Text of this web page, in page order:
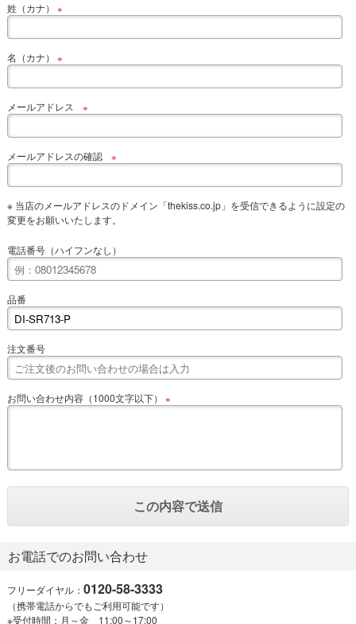
姓（カナ） ※
名（カナ） ※
メールアドレス ※
メールアドレスの確認※
※ 当店のメールアドレスのドメイン「thekiss.co.jp」を受信できるように設定の
変更をお願いいたします。
電話番号（ハイフンなし）
品番
注文番号
お問い合わせ内容（1000文字以下） ※
お電話でのお問い合わせ
フリーダイヤル： 0120-58-3333
（携帯電話からでもご利用可能です）
※受付時間：月～金 11:00～17:00